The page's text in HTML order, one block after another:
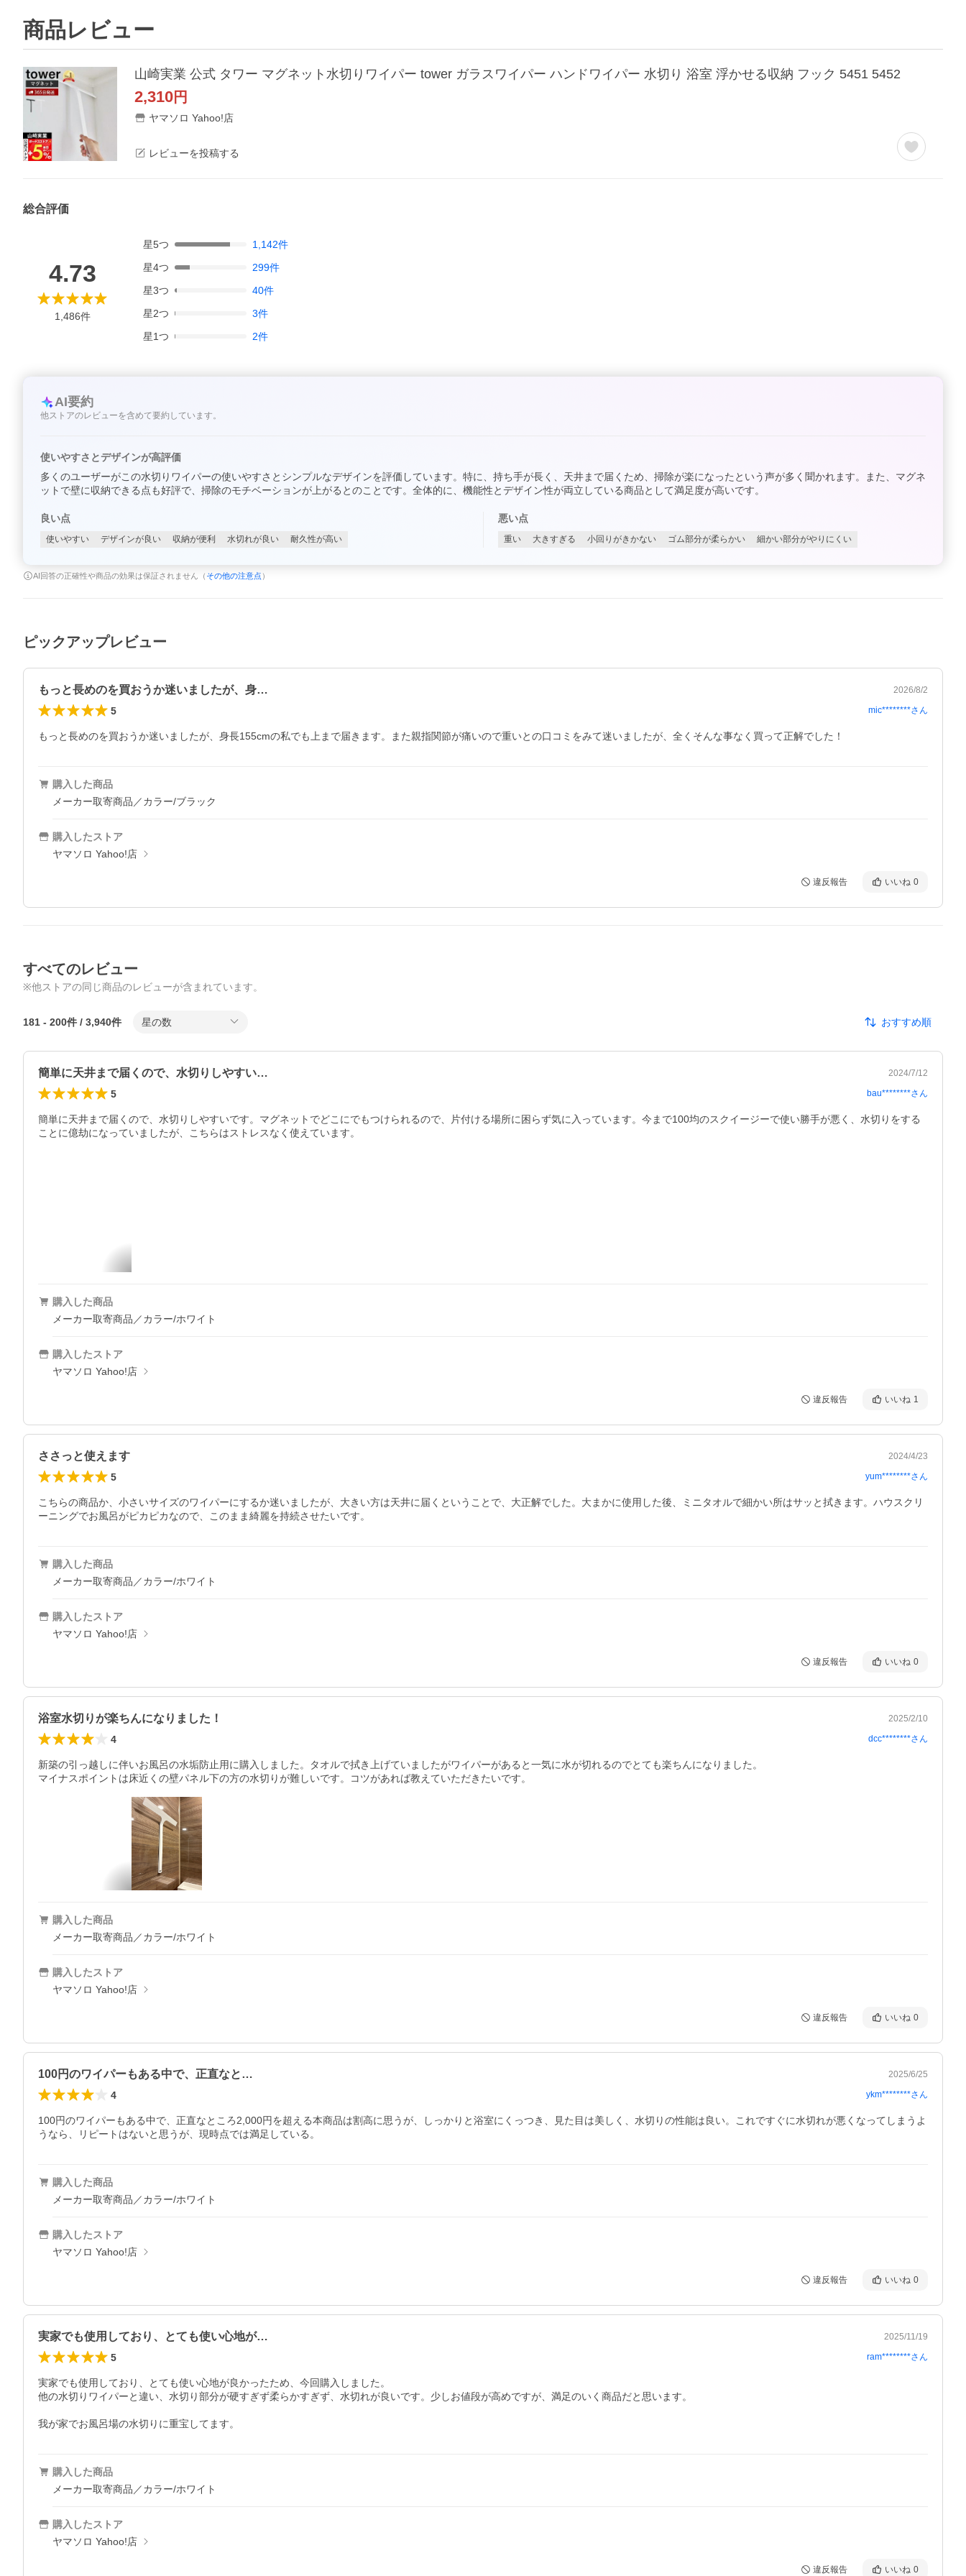
商品レビュー
山崎実業 公式 タワー マグネット水切りワイパー tower ガラスワイパー ハンドワイパー 水切り 浴室 浮かせる収納 フック 5451 5452
2,310円
ヤマソロ Yahoo!店
レビューを投稿する
総合評価
4.73
1,486件
星5つ 1,142件
星4つ 299件
星3つ 40件
星2つ 3件
星1つ 2件
AI要約
他ストアのレビューを含めて要約しています。
使いやすさとデザインが高評価
多くのユーザーがこの水切りワイパーの使いやすさとシンプルなデザインを評価しています。特に、持ち手が長く、天井まで届くため、掃除が楽になったという声が多く聞かれます。また、マグネ
ットで壁に収納できる点も好評で、掃除のモチベーションが上がるとのことです。全体的に、機能性とデザイン性が両立している商品として満足度が高いです。
良い点
使いやすい デザインが良い 収納が便利 水切れが良い 耐久性が高い
悪い点
重い 大きすぎる 小回りがきかない ゴム部分が柔らかい 細かい部分がやりにくい
AI回答の正確性や商品の効果は保証されません（ その他の注意点 ）
ピックアップレビュー
もっと長めのを買おうか迷いましたが、身… 2026/8/2
5 mic********さん
もっと長めのを買おうか迷いましたが、身長155cmの私でも上まで届きます。また親指関節が痛いので重いとの口コミをみて迷いましたが、全くそんな事なく買って正解でした！
購入した商品
メーカー取寄商品／カラー/ブラック
購入したストア
ヤマソロ Yahoo!店
違反報告 いいね 0
すべてのレビュー
※他ストアの同じ商品のレビューが含まれています。
181 - 200件 / 3,940件 星の数 おすすめ順
簡単に天井まで届くので、水切りしやすい… 2024/7/12
5 bau********さん
簡単に天井まで届くので、水切りしやすいです。マグネットでどこにでもつけられるので、片付ける場所に困らず気に入っています。今まで100均のスクイージーで使い勝手が悪く、水切りをする
ことに億劫になっていましたが、こちらはストレスなく使えています。
購入した商品
メーカー取寄商品／カラー/ホワイト
購入したストア
ヤマソロ Yahoo!店
違反報告 いいね 1
ささっと使えます 2024/4/23
5 yum********さん
こちらの商品か、小さいサイズのワイパーにするか迷いましたが、大きい方は天井に届くということで、大正解でした。大まかに使用した後、ミニタオルで細かい所はサッと拭きます。ハウスクリ
ーニングでお風呂がピカピカなので、このまま綺麗を持続させたいです。
購入した商品
メーカー取寄商品／カラー/ホワイト
購入したストア
ヤマソロ Yahoo!店
違反報告 いいね 0
浴室水切りが楽ちんになりました！ 2025/2/10
4 dcc********さん
新築の引っ越しに伴いお風呂の水垢防止用に購入しました。タオルで拭き上げていましたがワイパーがあると一気に水が切れるのでとても楽ちんになりました。
購入した商品
メーカー取寄商品／カラー/ホワイト
購入したストア
ヤマソロ Yahoo!店
違反報告 いいね 0
100円のワイパーもある中で、正直なと… 2025/6/25
4 ykm********さん
100円のワイパーもある中で、正直なところ2,000円を超える本商品は割高に思うが、しっかりと浴室にくっつき、見た目は美しく、水切りの性能は良い。これですぐに水切れが悪くなってしまうよ
うなら、リピートはないと思うが、現時点では満足している。
購入した商品
メーカー取寄商品／カラー/ホワイト
購入したストア
ヤマソロ Yahoo!店
違反報告 いいね 0
実家でも使用しており、とても使い心地が… 2025/11/19
5 ram********さん
実家でも使用しており、とても使い心地が良かったため、今回購入しました。
他の水切りワイパーと違い、水切り部分が硬すぎず柔らかすぎず、水切れが良いです。少しお値段が高めですが、満足のいく商品だと思います。
我が家でお風呂場の水切りに重宝してます。
購入した商品
メーカー取寄商品／カラー/ホワイト
購入したストア
ヤマソロ Yahoo!店
違反報告 いいね 0